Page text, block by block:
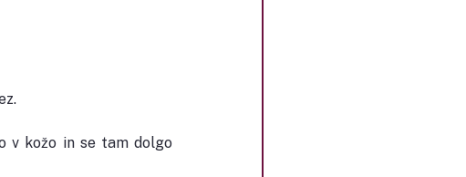
v kožo in se tam dolgo